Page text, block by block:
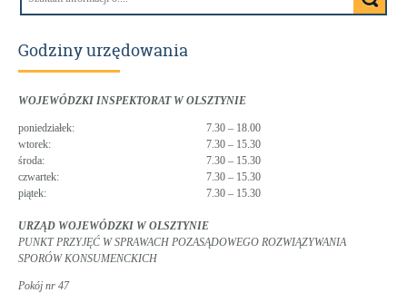
Godziny urzędowania
WOJEWÓDZKI INSPEKTORAT W OLSZTYNIE
poniedziałek:
7.30 – 18.00
wtorek:
7.30 – 15.30
środa:
7.30 – 15.30
czwartek:
7.30 – 15.30
piątek:
7.30 – 15.30
URZĄD WOJEWÓDZKI W OLSZTYNIE
PUNKT PRZYJĘĆ W SPRAWACH POZASĄDOWEGO ROZWIĄZYWANIA
SPORÓW KONSUMENCKICH
Pokój nr 47